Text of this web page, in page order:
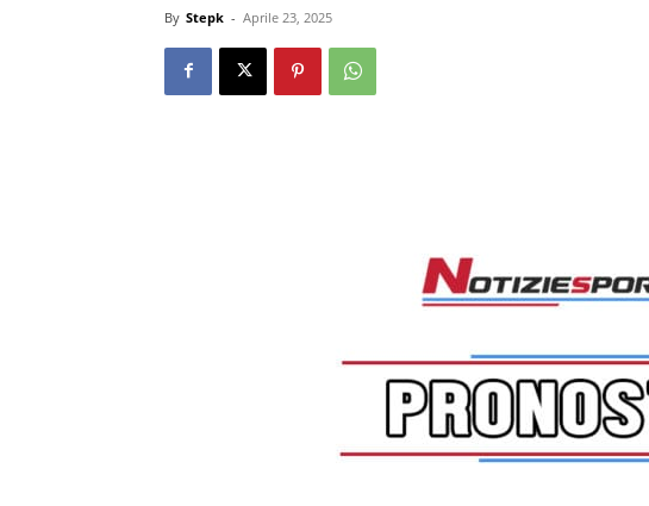
By Stepk - Aprile 23, 2025